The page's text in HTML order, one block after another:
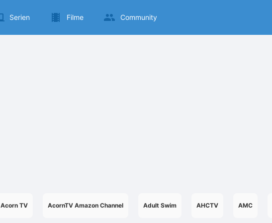
Serien Filme Community
Acorn TV AcornTV Amazon Channel Adult Swim AHCTV AMC